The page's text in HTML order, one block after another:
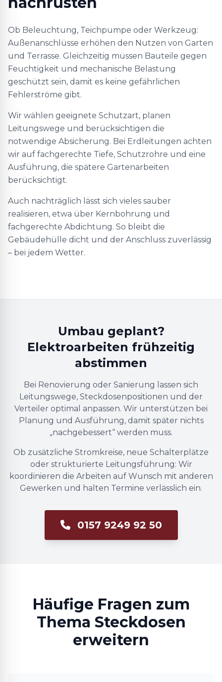
Ob Beleuchtung, Teichpumpe oder Werkzeug:
Außenanschlüsse erhöhen den Nutzen von Garten
und Terrasse. Gleichzeitig müssen Bauteile gegen
Feuchtigkeit und mechanische Belastung
geschützt sein, damit es keine gefährlichen
Fehlerströme gibt.
Wir wählen geeignete Schutzart, planen
Leitungswege und berücksichtigen die
notwendige Absicherung. Bei Erdleitungen achten
wir auf fachgerechte Tiefe, Schutzrohre und eine
Ausführung, die spätere Gartenarbeiten
berücksichtigt.
Auch nachträglich lässt sich vieles sauber
realisieren, etwa über Kernbohrung und
fachgerechte Abdichtung. So bleibt die
Gebäudehülle dicht und der Anschluss zuverlässig
– bei jedem Wetter.
Umbau geplant?
Elektroarbeiten frühzeitig
abstimmen
Bei Renovierung oder Sanierung lassen sich
Leitungswege, Steckdosenpositionen und der
Verteiler optimal anpassen. Wir unterstützen bei
Planung und Ausführung, damit später nichts
„nachgebessert“ werden muss.
Ob zusätzliche Stromkreise, neue Schalterplätze
oder strukturierte Leitungsführung: Wir
koordinieren die Arbeiten auf Wunsch mit anderen
Gewerken und halten Termine verlässlich ein.
0157 9249 92 50
Häufige Fragen zum
Thema Steckdosen
erweitern